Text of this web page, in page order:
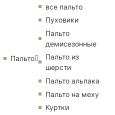
Пальто
все пальто
Пуховики
Пальто
демисезонные
Пальто из
шерсти
Пальто альпака
Пальто на меху
Куртки